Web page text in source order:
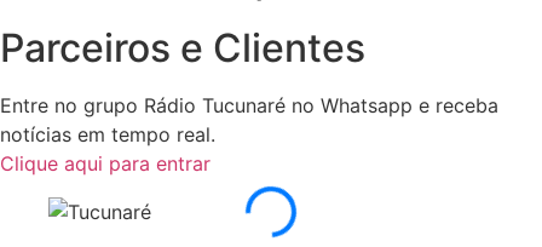
Parceiros e Clientes
Entre no grupo Rádio Tucunaré no Whatsapp e receba
notícias em tempo real.
Clique aqui para entrar